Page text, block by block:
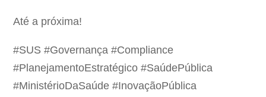
Até a próxima!
#SUS #Governança #Compliance
#PlanejamentoEstratégico #SaúdePública
#MinistérioDaSaúde #InovaçãoPública